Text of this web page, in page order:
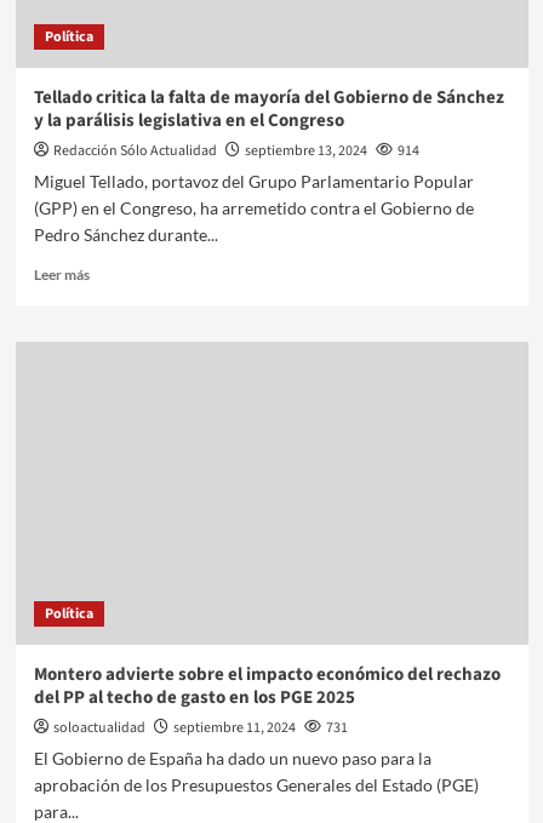
Política
Tellado critica la falta de mayoría del Gobierno de Sánchez
y la parálisis legislativa en el Congreso
Redacción Sólo Actualidad septiembre 13, 2024
914
Miguel Tellado, portavoz del Grupo Parlamentario Popular
(GPP) en el Congreso, ha arremetido contra el Gobierno de
Pedro Sánchez durante...
Leer más
Política
Montero advierte sobre el impacto económico del rechazo
del PP al techo de gasto en los PGE 2025
soloactualidad septiembre 11, 2024
731
El Gobierno de España ha dado un nuevo paso para la
aprobación de los Presupuestos Generales del Estado (PGE)
para...